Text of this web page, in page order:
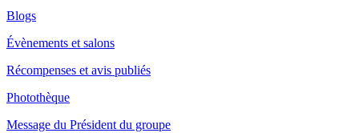
Blogs
Évènements et salons
Récompenses et avis publiés
Photothèque
Message du Président du groupe